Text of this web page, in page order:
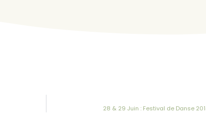
28 & 29 Juin : Festival de Danse